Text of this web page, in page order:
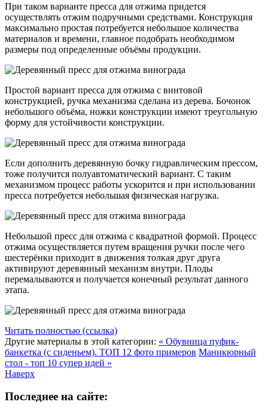
При таком варианте пресса для отжима придется
осуществлять отжим подручными средствами. Конструкция
максимально простая потребуется небольшое количества
материалов и времени, главное подобрать необходимом
размеры под определенные объёмы продукции.
Простой вариант пресса для отжима с винтовой
конструкцией, ручка механизма сделана из дерева. Бочонок
небольшого объёма, ножки конструкции имеют треугольную
форму для устойчивости конструкции.
Если дополнить деревянную бочку гидравлическим прессом,
тоже получится полуавтоматический вариант. С таким
механизмом процесс работы ускорится и при использовании
пресса потребуется небольшая физическая нагрузка.
Небольшой пресс для отжима с квадратной формой. Процесс
отжима осуществляется путем вращения ручки после чего
шестерёнки приходит в движения толкая друг друга
активируют деревянный механизм внутри. Плоды
перемалываются и получается конечный результат данного
этапа.
Читать полностью (ссылка)
Другие материалы в этой категории: « Обувница пуфик-
банкетка (с сиденьем). ТОП 12 фото примеров Маникюрный
стол - топ 10 супер идей »
Наверх
Последнее на сайте: